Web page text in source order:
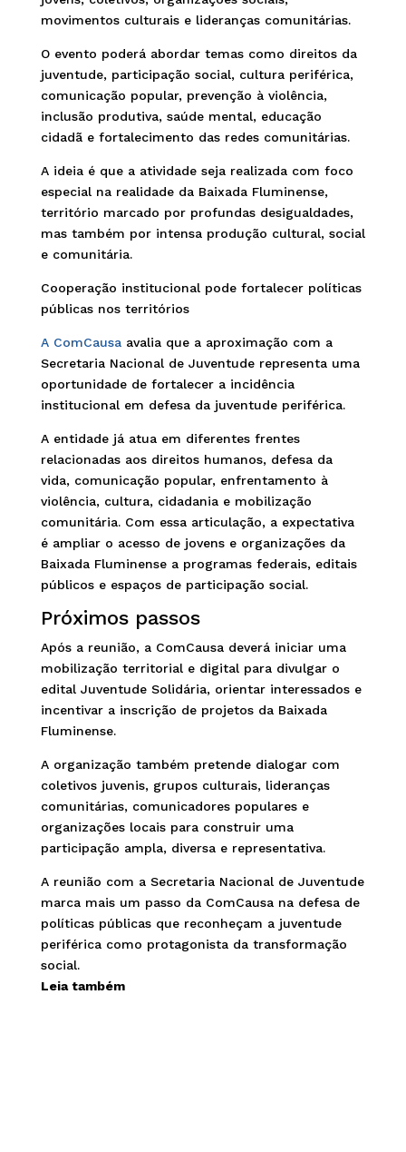
movimentos culturais e lideranças comunitárias.
O evento poderá abordar temas como direitos da
juventude, participação social, cultura periférica,
comunicação popular, prevenção à violência,
inclusão produtiva, saúde mental, educação
cidadã e fortalecimento das redes comunitárias.
A ideia é que a atividade seja realizada com foco
especial na realidade da Baixada Fluminense,
território marcado por profundas desigualdades,
mas também por intensa produção cultural, social
e comunitária.
Cooperação institucional pode fortalecer políticas
públicas nos territórios
A ComCausaavalia que a aproximação com a
Secretaria Nacional de Juventude representa uma
oportunidade de fortalecer a incidência
institucional em defesa da juventude periférica.
A entidade já atua em diferentes frentes
relacionadas aos direitos humanos, defesa da
vida, comunicação popular, enfrentamento à
violência, cultura, cidadania e mobilização
comunitária. Com essa articulação, a expectativa
é ampliar o acesso de jovens e organizações da
Baixada Fluminense a programas federais, editais
públicos e espaços de participação social.
Próximos passos
Após a reunião, a ComCausa deverá iniciar uma
mobilização territorial e digital para divulgar o
edital Juventude Solidária, orientar interessados e
incentivar a inscrição de projetos da Baixada
Fluminense.
A organização também pretende dialogar com
coletivos juvenis, grupos culturais, lideranças
comunitárias, comunicadores populares e
organizações locais para construir uma
participação ampla, diversa e representativa.
A reunião com a Secretaria Nacional de Juventude
marca mais um passo da ComCausa na defesa de
políticas públicas que reconheçam a juventude
periférica como protagonista da transformação
social.
Leia também